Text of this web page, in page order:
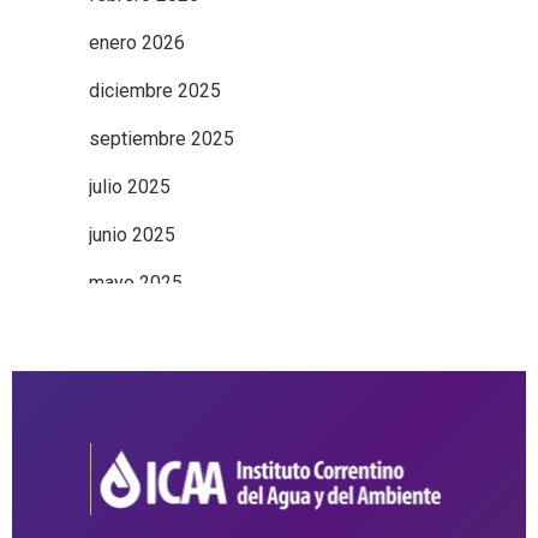
enero 2026
diciembre 2025
septiembre 2025
julio 2025
junio 2025
mayo 2025